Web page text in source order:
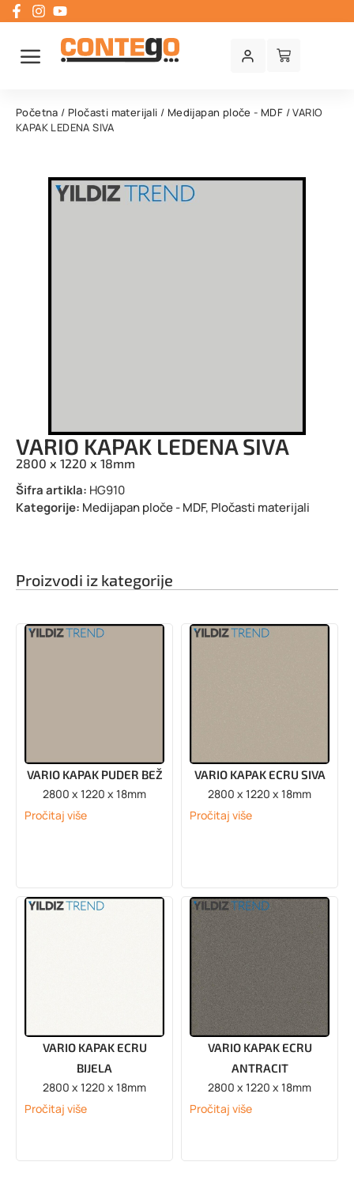
Početna / Pločasti materijali / Medijapan ploče - MDF / VARIO
KAPAK LEDENA SIVA
VARIO KAPAK LEDENA SIVA
2800 x 1220 x 18mm
Šifra artikla: HG910
Kategorije: Medijapan ploče - MDF, Pločasti materijali
Proizvodi iz kategorije
VARIO KAPAK PUDER BEŽ
2800 x 1220 x 18mm
Pročitaj više
VARIO KAPAK ECRU SIVA
2800 x 1220 x 18mm
Pročitaj više
VARIO KAPAK ECRU
BIJELA
2800 x 1220 x 18mm
Pročitaj više
VARIO KAPAK ECRU
ANTRACIT
2800 x 1220 x 18mm
Pročitaj više